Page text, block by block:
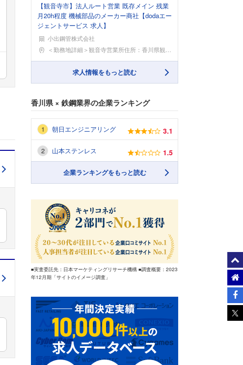
【観音寺市】法人ルート営業 既存メイン 残業
月20h程度 機械部品のメーカー商社【dodaエー
ジェントサービス 求人】
小出鋼管株式会社
勤務地＜勤務地詳細＞観音寺営業所住所：香川県観音寺市大野
求人情報をもっと読む
香川県× 鉄鋼業界の企業ランキング
朝日エンジニアリング 3.1
山本ステンレス 1.5
企業ランキングをもっと読む
■実査委託先：日本マーケティングリサーチ機構 ■調査概要：2023
年12月期「サイトのイメージ調査」